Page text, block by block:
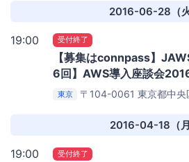
2016-06-28（火
19:00 受付終了
【募集はconnpass】
6回】AWS導入座談会
東京
〒104-0061 東京都中
2016-04-18（月
19:00 受付終了